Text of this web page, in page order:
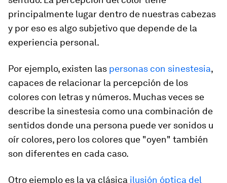
principalmente lugar dentro de nuestras cabezas
y por eso es algo subjetivo que depende de la
experiencia personal.
Por ejemplo, existen las personas con sinestesia,
capaces de relacionar la percepción de los
colores con letras y números. Muchas veces se
describe la sinestesia como una combinación de
sentidos donde una persona puede ver sonidos u
oír colores, pero los colores que "oyen" también
son diferentes en cada caso.
Otro ejemplo es la ya clásica ilusión óptica del